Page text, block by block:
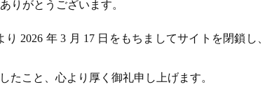
りがとうございます。
2026 年 3 月 17 日をもちましてサイトを閉鎖し、
たこと、心より厚く御礼申し上げます。